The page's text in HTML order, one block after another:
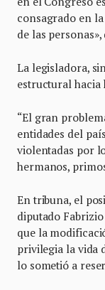
consagrado en
de las personas»,
La legisladora,
estructural hacia
“El gran
entidades del
violentadas por
hermanos,
En tribuna, el
diputado
que la
privilegia la vida
lo sometió a